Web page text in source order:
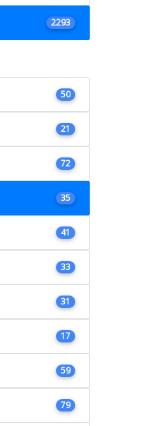
2293
50
21
72
35
41
33
31
17
59
79